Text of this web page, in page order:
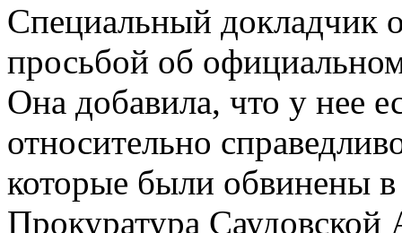
Специальный докладчик
просьбой об
Она добавила, что у нее
относительно
которые были обвинены
Прокуратура